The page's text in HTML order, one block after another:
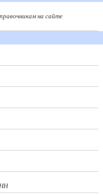
на сайте